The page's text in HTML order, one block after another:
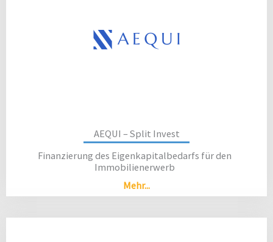
AEQUI – Split Invest
Finanzierung des Eigenkapitalbedarfs für den
Immobilienerwerb
Mehr...